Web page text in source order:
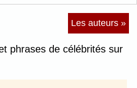
Les auteurs »
phrases de célébrités sur